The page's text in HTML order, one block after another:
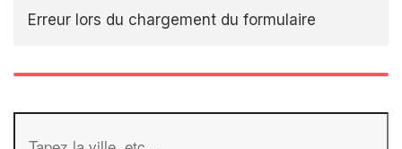
Erreur lors du chargement du formulaire